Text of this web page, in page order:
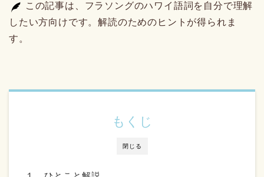
この記事は、フラソングのハワイ語詞を自分で理解
したい方向けです。解読のためのヒントが得られま
す。
閉じる
もくじ